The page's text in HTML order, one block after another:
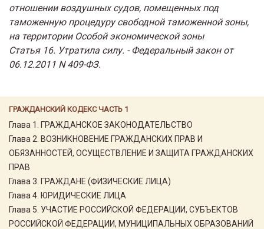
ГРАЖДАНСКИЙ КОДЕКС ЧАСТЬ 1
Глава 1. ГРАЖДАНСКОЕ ЗАКОНОДАТЕЛЬСТВО
Глава 2. ВОЗНИКНОВЕНИЕ ГРАЖДАНСКИХ ПРАВ И
ОБЯЗАННОСТЕЙ, ОСУЩЕСТВЛЕНИЕ И ЗАЩИТА ГРАЖДАНСКИХ
ПРАВ
Глава 3. ГРАЖДАНЕ (ФИЗИЧЕСКИЕ ЛИЦА)
Глава 4. ЮРИДИЧЕСКИЕ ЛИЦА
Глава 5. УЧАСТИЕ РОССИЙСКОЙ ФЕДЕРАЦИИ, СУБЪЕКТОВ
РОССИЙСКОЙ ФЕДЕРАЦИИ, МУНИЦИПАЛЬНЫХ ОБРАЗОВАНИЙ
отношении воздушных судов, помещенных под
таможенную процедуру свободной таможенной зоны,
на территории Особой экономической зоны
Статья 16. Утратила силу. - Федеральный закон от
06.12.2011 N 409-ФЗ.